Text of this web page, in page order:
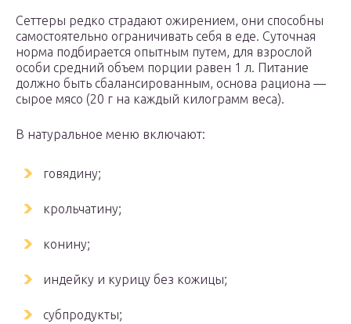
Сеттеры редко страдают ожирением, они способны
самостоятельно ограничивать себя в еде. Суточная
норма подбирается опытным путем, для взрослой
особи средний объем порции равен 1 л. Питание
должно быть сбалансированным, основа рациона —
сырое мясо (20 г на каждый килограмм веса).
В натуральное меню включают:
говядину;
крольчатину;
конину;
индейку и курицу без кожицы;
субпродукты;